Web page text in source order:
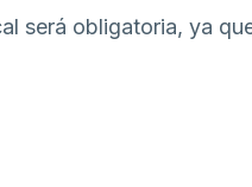
será obligatoria, ya